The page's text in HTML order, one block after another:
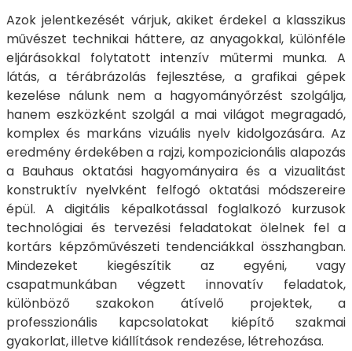
Azok jelentkezését várjuk, akiket érdekel a klasszikus
művészet technikai háttere, az anyagokkal, különféle
eljárásokkal folytatott intenzív műtermi munka. A
látás, a térábrázolás fejlesztése, a grafikai gépek
kezelése nálunk nem a hagyományőrzést szolgálja,
hanem eszközként szolgál a mai világot megragadó,
komplex és markáns vizuális nyelv kidolgozására. Az
eredmény érdekében a rajzi, kompozicionális alapozás
a Bauhaus oktatási hagyományaira és a vizualitást
konstruktív nyelvként felfogó oktatási módszereire
épül. A digitális képalkotással foglalkozó kurzusok
technológiai és tervezési feladatokat ölelnek fel a
kortárs képzőművészeti tendenciákkal összhangban.
Mindezeket kiegészítik az egyéni, vagy
csapatmunkában végzett innovatív feladatok,
különböző szakokon átívelő projektek, a
professzionális kapcsolatokat kiépítő szakmai
gyakorlat, illetve kiállítások rendezése, létrehozása.